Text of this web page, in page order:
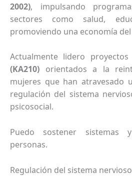
2002), impulsando
sectores como salud,
promoviendo una economía
Actualmente lidero proyectos
(KA210) orientados a la
mujeres que han atravesado
regulación del sistema
psicosocial.
Puedo sostener sistemas
personas.
Regulación del sistema